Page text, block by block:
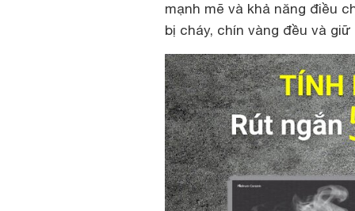
mạnh mẽ và khả năng điều
bị cháy, chín vàng đều và